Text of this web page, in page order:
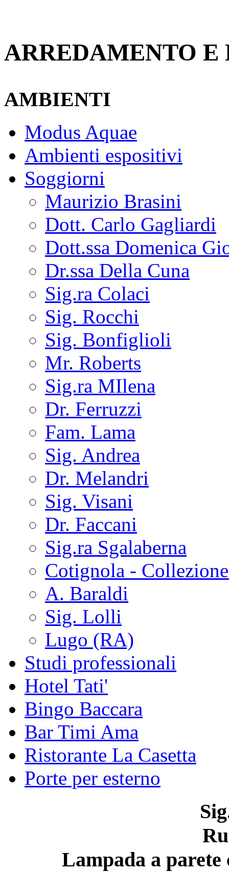
ARREDAMENTO E
AMBIENTI
Modus Aquae
Ambienti espositivi
Soggiorni
Maurizio Brasini
Dott. Carlo Gagliardi
Dott.ssa Domenica
Dr.ssa Della Cuna
Sig.ra Colaci
Sig. Rocchi
Sig. Bonfiglioli
Mr. Roberts
Sig.ra MIlena
Dr. Ferruzzi
Fam. Lama
Sig. Andrea
Dr. Melandri
Sig. Visani
Dr. Faccani
Sig.ra Sgalaberna
Cotignola -
A. Baraldi
Sig. Lolli
Lugo (RA)
Studi professionali
Hotel Tati'
Bingo Baccara
Bar Timi Ama
Ristorante La Casetta
Porte per esterno
Lampada a parete